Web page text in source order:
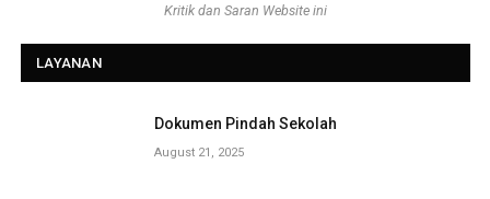
Kritik dan Saran Website ini
LAYANAN
Dokumen Pindah Sekolah
August 21, 2025